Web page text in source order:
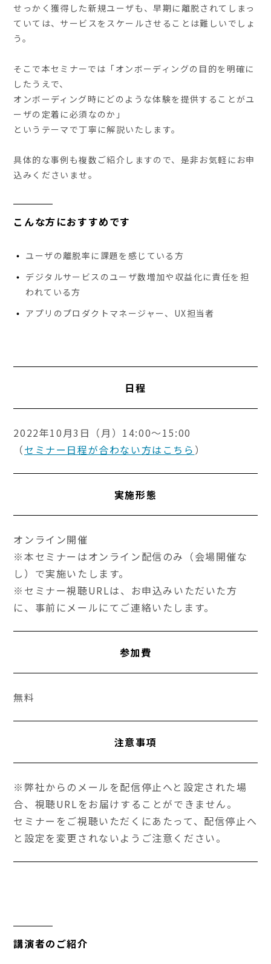
せっかく獲得した新規ユーザも、早期に離脱されてしまっ
ていては、サービスをスケールさせることは難しいでしょ
う。
そこで本セミナーでは「オンボーディングの目的を明確に
したうえで、
オンボーディング時にどのような体験を提供することがユ
ーザの定着に必須なのか」
というテーマで丁寧に解説いたします。
具体的な事例も複数ご紹介しますので、是非お気軽にお申
込みくださいませ。
こんな方におすすめです
ユーザの離脱率に課題を感じている方
デジタルサービスのユーザ数増加や収益化に責任を担
われている方
アプリのプロダクトマネージャー、UX担当者
日程
2022年10月3日（月）14:00～15:00
（セミナー日程が合わない方はこちら ）
実施形態
オンライン開催
※本セミナーはオンライン配信のみ（会場開催な
し）で実施いたします。
※セミナー視聴URLは、お申込みいただいた方
に、事前にメールにてご連絡いたします。
参加費
無料
注意事項
※弊社からのメールを配信停止へと設定された場
合、視聴URLをお届けすることができません。
セミナーをご視聴いただくにあたって、配信停止へ
と設定を変更されないようご注意ください。
講演者のご紹介